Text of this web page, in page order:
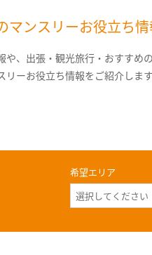
マンスリーお役立ち
や、出張・観光旅行・おすすめ
リーお役立ち情報をご紹介します
希望エリア